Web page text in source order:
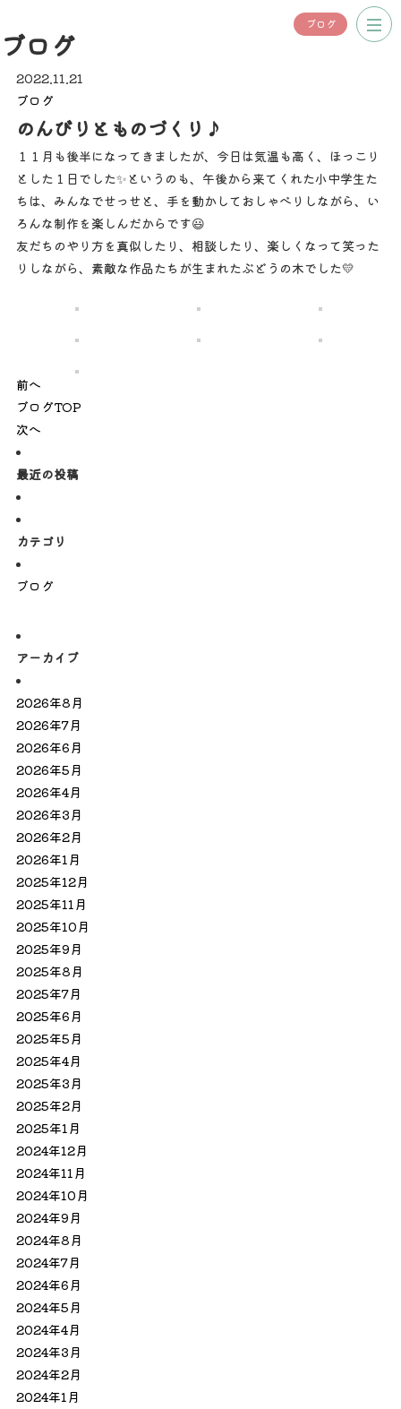
ブログ
ブログ
2022.11.21
ブログ
のんびりとものづくり♪
１１月も後半になってきましたが、今日は気温も高く、ほっこり
とした１日でした✨というのも、午後から来てくれた小中学生た
ちは、みんなでせっせと、手を動かしておしゃべりしながら、い
ろんな制作を楽しんだからです😃
友だちのやり方を真似したり、相談したり、楽しくなって笑った
りしながら、素敵な作品たちが生まれたぶどうの木でした💛
前へ
ブログTOP
次へ
最近の投稿
カテゴリ
ブログ
アーカイブ
2026年8月
2026年7月
2026年6月
2026年5月
2026年4月
2026年3月
2026年2月
2026年1月
2025年12月
2025年11月
2025年10月
2025年9月
2025年8月
2025年7月
2025年6月
2025年5月
2025年4月
2025年3月
2025年2月
2025年1月
2024年12月
2024年11月
2024年10月
2024年9月
2024年8月
2024年7月
2024年6月
2024年5月
2024年4月
2024年3月
2024年2月
2024年1月